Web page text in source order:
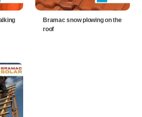
Bramac snow plowing on the
roof